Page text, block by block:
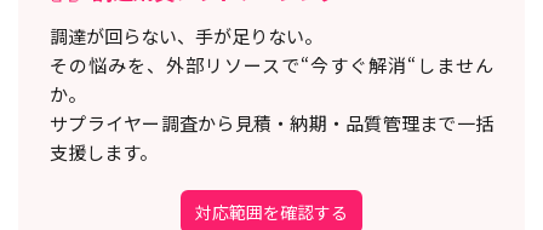
調達が回らない、手が足りない。
その悩みを、外部リソースで“今すぐ解消“しません
か。
サプライヤー調査から見積・納期・品質管理まで一括
支援します。
対応範囲を確認する